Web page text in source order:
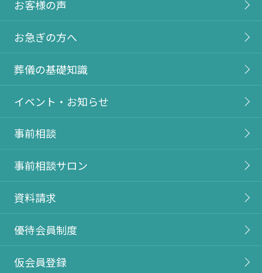
お客様の声
お急ぎの方へ
葬儀の基礎知識
イベント・お知らせ
事前相談
事前相談サロン
資料請求
優待会員制度
仮会員登録